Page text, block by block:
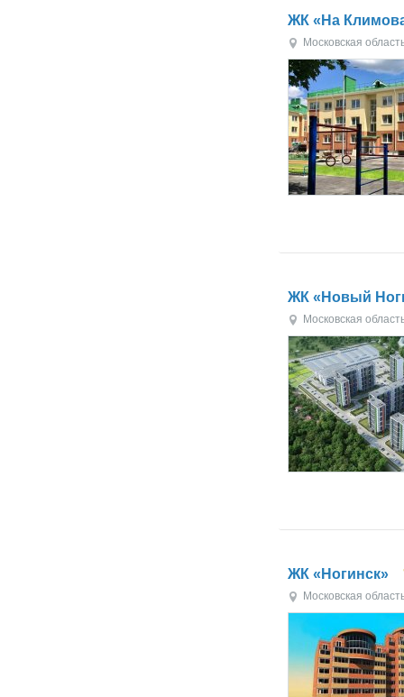
ЖК «На
Московская
ЖК «Новый
Московская
ЖК «Ногинск»
Московская